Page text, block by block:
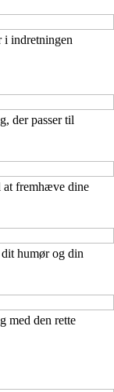
i indretningen
der passer til
at fremhæve dine
humør og din
med den rette